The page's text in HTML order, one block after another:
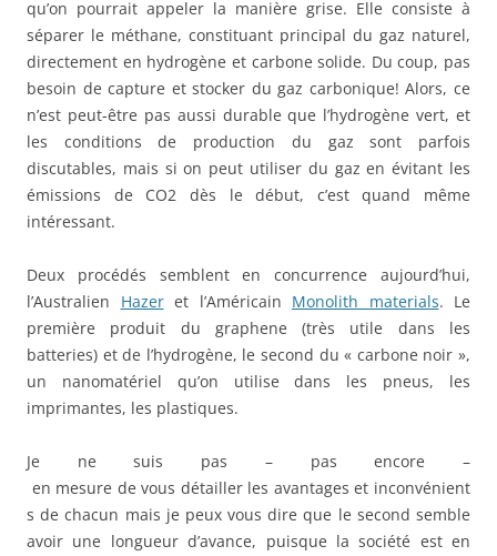
qu’on pourrait appeler la manière grise. Elle consiste à
séparer le méthane, constituant principal du gaz naturel,
directement en hydrogène et carbone solide. Du coup, pas
besoin de capture et stocker du gaz carbonique! Alors, ce
n’est peut-être pas aussi durable que l’hydrogène vert, et
les conditions de production du gaz sont parfois
discutables, mais si on peut utiliser du gaz en évitant les
émissions de CO2 dès le début, c’est quand même
intéressant.
Deux procédés semblent en concurrence aujourd’hui,
l’Australien Hazeret l’Américain Monolith materials. Le
première produit du graphene (très utile dans les
batteries) et de l’hydrogène, le second du « carbone noir »,
un nanomatériel qu’on utilise dans les pneus, les
imprimantes, les plastiques.
Je ne suis pas – pas encore –
en mesure de vous détailler les avantages et inconvénient
s de chacun mais je peux vous dire que le second semble
avoir une longueur d’avance, puisque la société est en